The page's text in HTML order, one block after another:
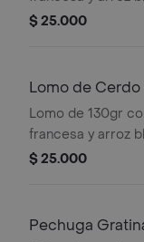
$ 25.000
Lomo de Cerdo
Lomo de 130gr
francesa y arroz
$ 25.000
Pechuga